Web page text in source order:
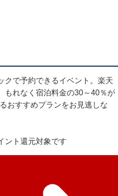
クで予約できるイベント。楽天
もれなく宿泊料金の30～40％が
おすすめプランをお見逃しな
ント還元対象です